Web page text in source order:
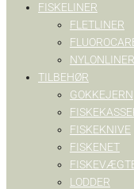
FISKELINER
FLETLINER
NYLONLINER
TILBEHØR
GOKKEJERN
FISKEKNIVE
FISKENET
LODDER